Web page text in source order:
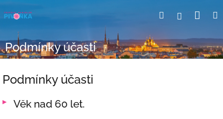
na
HledatPřihlášení
Podmínky účasti
Podmínky účasti
Věk nad 60 let.